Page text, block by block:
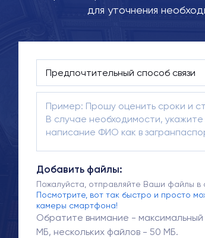
для уточнения
Добавить файлы:
Пожалуйста, отправляйте Ваши файлы в
Посмотрите, вот так быстро и просто
камеры смартфона!
Обратите внимание -
МБ, нескольких файлов - 50 МБ.